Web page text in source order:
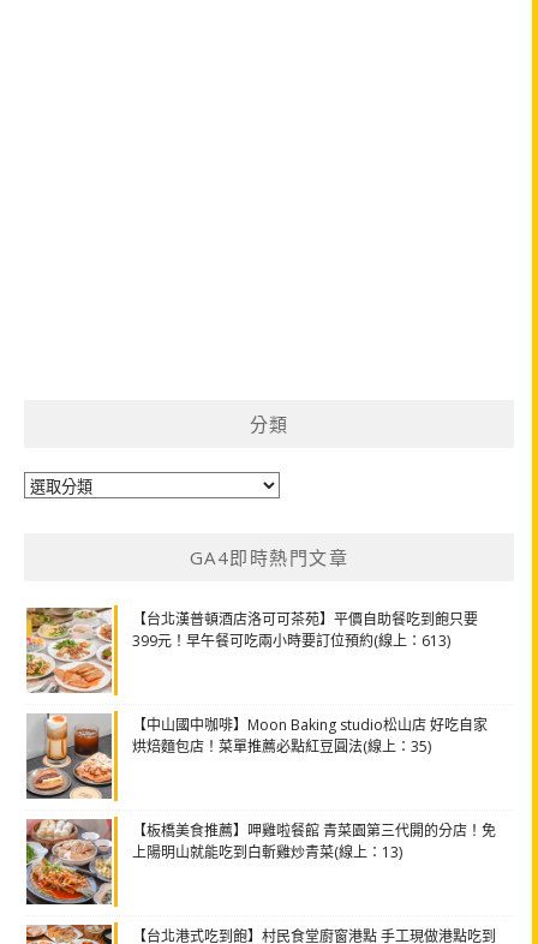
分類
分
GA4即時熱門文章
【台北漢普頓酒店洛可可茶苑】平價自助餐吃到飽只要
399元！早午餐可吃兩小時要訂位預約(線上：613)
【中山國中咖啡】Moon Baking studio松山店 好吃自家
烘焙麵包店！菜單推薦必點紅豆圓法(線上：35)
【板橋美食推薦】呷雞啦餐館 青菜園第三代開的分店！免
上陽明山就能吃到白斬雞炒青菜(線上：13)
【台北港式吃到飽】村民食堂廚窗港點 手工現做港點吃到